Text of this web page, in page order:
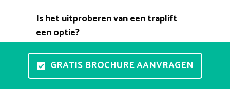
Is het uitproberen van een traplift
een optie?
Een stoellift testopstelling aan huis is niet
haalbaar. Gelukkig bestaan er showrooms
waar u ze in detail kunt bekijken en waar u
GRATIS BROCHURE AANVRAGEN